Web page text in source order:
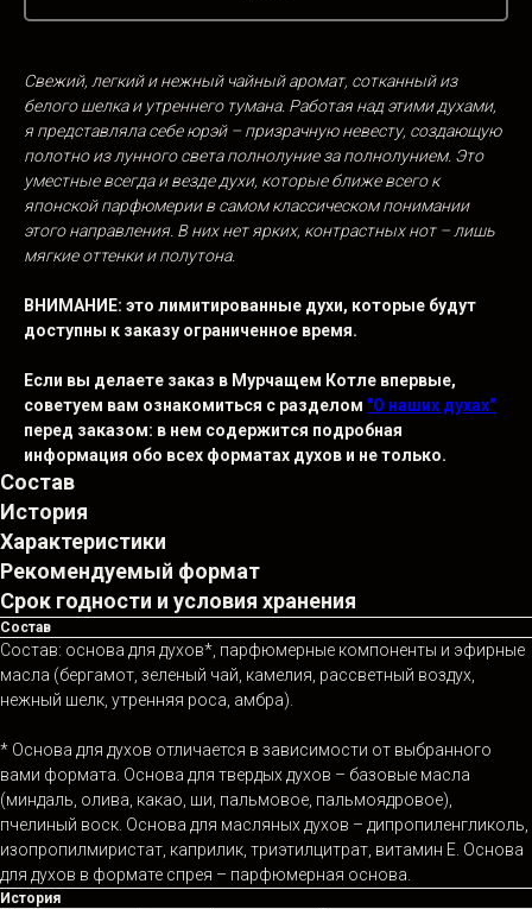
Свежий, легкий и нежный чайный аромат, сотканный из
белого шелка и утреннего тумана. Работая над этими духами,
я представляла себе юрэй – призрачную невесту, создающую
полотно из лунного света полнолуние за полнолунием. Это
уместные всегда и везде духи, которые ближе всего к
японской парфюмерии в самом классическом понимании
этого направления. В них нет ярких, контрастных нот – лишь
мягкие оттенки и полутона.
ВНИМАНИЕ: это лимитированные духи, которые будут
доступны к заказу ограниченное время.
Если вы делаете заказ в Мурчащем Котле впервые,
советуем вам ознакомиться с разделом "О наших духах"
перед заказом: в нем содержится подробная
информация обо всех форматах духов и нетолько.
Состав
История
Характеристики
Рекомендуемый формат
Срок годности и условия хранения
Состав
Состав: основа для духов*, парфюмерные компоненты и эфирные
масла (бергамот, зеленый чай, камелия, рассветный воздух,
нежный шелк, утренняя роса, амбра).
* Основа для духов отличается в зависимости от выбранного
вами формата. Основа для твердых духов – базовые масла
(миндаль, олива, какао, ши, пальмовое, пальмоядровое),
пчелиный воск. Основа для масляных духов – дипропиленгликоль,
изопропилмиристат, каприлик, триэтилцитрат, витамин Е. Основа
для духов в формате спрея – парфюмерная основа.
История